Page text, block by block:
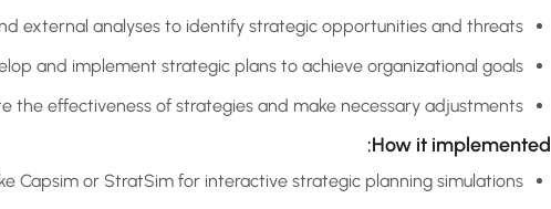
external analyses to identify strategic opportunities and threats.
and implement strategic plans to achieve organizational goals.
the effectiveness of strategies and make necessary adjustments
How it implemented:
Capsim or StratSim for interactive strategic planning simulations.